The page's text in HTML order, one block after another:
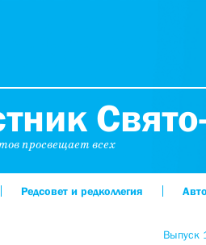
просвещает всех
Редсовет и редколлегия
Выпуск